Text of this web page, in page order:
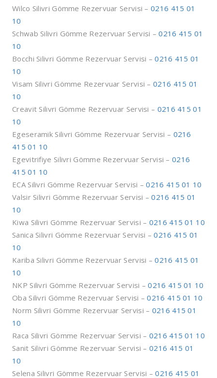
Wilco Silivri Gömme Rezervuar Servisi – 0216 415 01
10
Schwab Silivri Gömme Rezervuar Servisi –0216 415 01
10
Bocchi Silivri Gömme Rezervuar Servisi –0216 415 01
10
Visam Silivri Gömme Rezervuar Servisi – 0216 415 01
10
Creavit Silivri Gömme Rezervuar Servisi – 0216 415 01
10
Egeseramik Silivri Gömme Rezervuar Servisi – 0216
415 01 10
Egevitrifiye Silivri Gömme Rezervuar Servisi –0216
415 01 10
ECA Silivri Gömme Rezervuar Servisi –0216 415 01 10
Valsir Silivri Gömme Rezervuar Servisi –0216 415 01
10
Kiwa Silivri Gömme Rezervuar Servisi – 0216 415 01 10
Sanica Silivri Gömme Rezervuar Servisi –0216 415 01
10
Kariba Silivri Gömme Rezervuar Servisi –0216 415 01
10
NKP Silivri Gömme Rezervuar Servisi –0216 415 01 10
Oba Silivri Gömme Rezervuar Servisi –0216 415 01 10
Norm Silivri Gömme Rezervuar Servisi – 0216 415 01
10
Raca Silivri Gömme Rezervuar Servisi – 0216 415 01 10
Sanit Silivri Gömme Rezervuar Servisi – 0216 415 01
10
Selena Silivri Gömme Rezervuar Servisi –0216 415 01